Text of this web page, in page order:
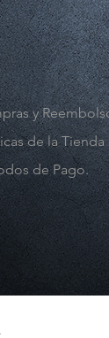
y
de la Tienda
de Pago.